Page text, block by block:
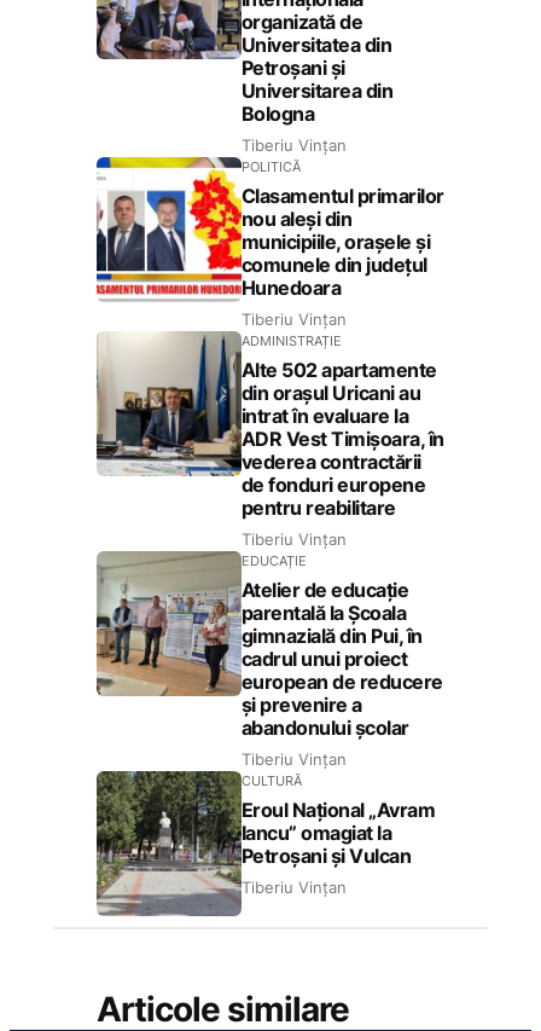
organizată de
Universitatea din
Petroșani și
Universitarea din
Bologna
Tiberiu Vințan
POLITICĂ
Clasamentul primarilor
nou aleși din
municipiile, orașele și
comunele din județul
Hunedoara
Tiberiu Vințan
ADMINISTRAȚIE
Alte 502 apartamente
din orașul Uricani au
intrat în evaluare la
ADR Vest Timișoara, în
vederea contractării
de fonduri europene
pentru reabilitare
Tiberiu Vințan
EDUCAȚIE
Atelier de educație
parentală la Școala
gimnazială din Pui, în
cadrul unui proiect
european de reducere
și prevenire a
abandonului școlar
Tiberiu Vințan
CULTURĂ
Eroul Național „Avram
Iancu” omagiat la
Petroșani și Vulcan
Tiberiu Vințan
Articole similare